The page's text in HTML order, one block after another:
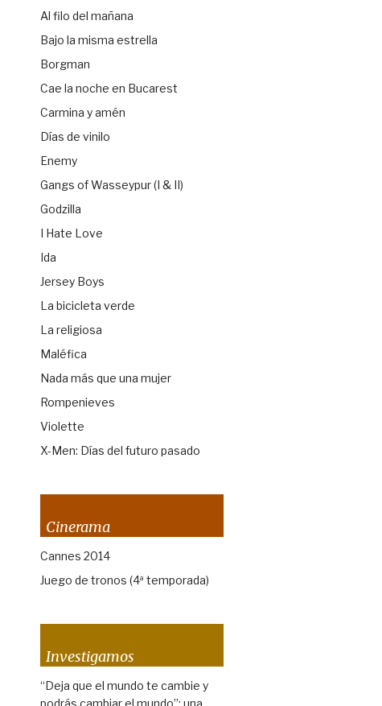
Al filo del mañana
Bajo la misma estrella
Borgman
Cae la noche en Bucarest
Carmina y amén
Días de vinilo
Enemy
Gangs of Wasseypur (I & II)
Godzilla
I Hate Love
Ida
Jersey Boys
La bicicleta verde
La religiosa
Maléfica
Nada más que una mujer
Rompenieves
Violette
X-Men: Días del futuro pasado
Cinerama
Cannes 2014
Juego de tronos (4ª temporada)
Investigamos
“Deja que el mundo te cambie y